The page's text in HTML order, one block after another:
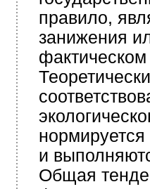
правило,
занижения
и
Общая